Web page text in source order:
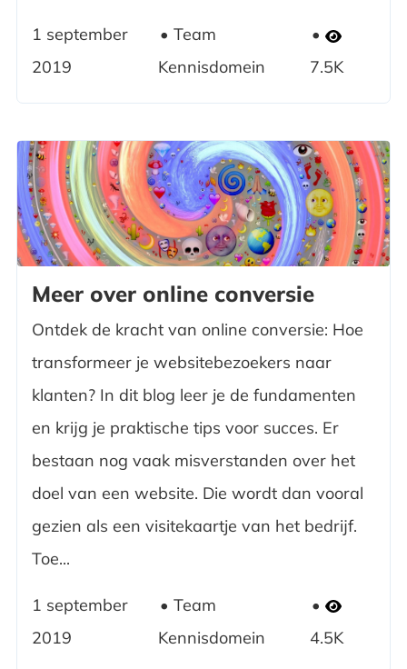
1 september
2019
Team
Kennisdomein
7.5K
Meer over online conversie
Ontdek de kracht van online conversie: Hoe
transformeer je websitebezoekers naar
klanten? In dit blog leer je de fundamenten
en krijg je praktische tips voor succes. Er
bestaan nog vaak misverstanden over het
doel van een website. Die wordt dan vooral
gezien als een visitekaartje van het bedrijf.
Toe...
1 september
2019
Team
Kennisdomein
4.5K